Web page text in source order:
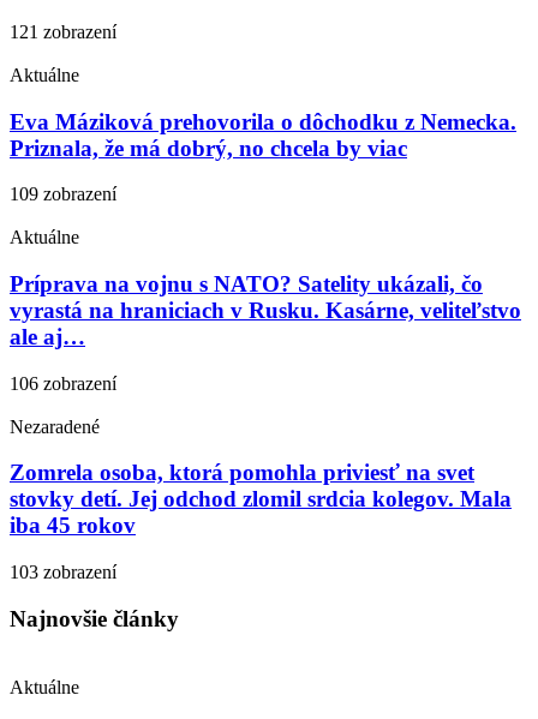
121 zobrazení
Aktuálne
Eva Máziková prehovorila o dôchodku z Nemecka.
Priznala, že má dobrý, no chcela by viac
109 zobrazení
Aktuálne
Príprava na vojnu s NATO? Satelity ukázali, čo
vyrastá na hraniciach v Rusku. Kasárne, veliteľstvo
ale aj…
106 zobrazení
Nezaradené
Zomrela osoba, ktorá pomohla priviesť na svet
stovky detí. Jej odchod zlomil srdcia kolegov. Mala
iba 45 rokov
103 zobrazení
Najnovšie články
Aktuálne